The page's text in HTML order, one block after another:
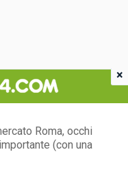
Roma, occhi
(con una
×